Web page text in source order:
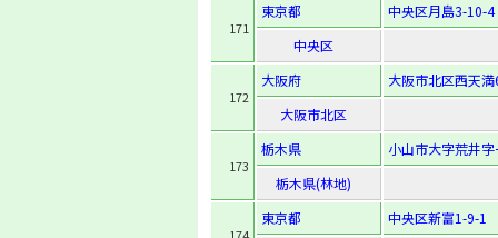
171
東京都
中央区月島3-10-4
中央区
172
大阪府
大阪市北区西天
大阪市北区
173
栃木県
小山市大字荒井
栃木県(林地)
東京都
中央区新富1-9-1